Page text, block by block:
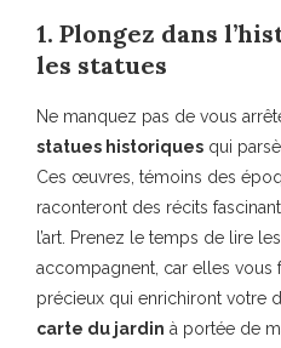
1. Plongez dans
les statues
Ne manquez pas de vous
statues historiques qui
Ces œuvres, témoins des
raconteront des récits
l’art. Prenez le temps de lire
accompagnent, car elles vous
précieux qui enrichiront votre
carte du jardin à portée de